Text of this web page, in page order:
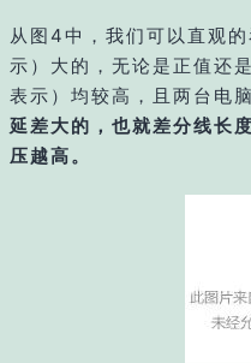
从图4中，我们可以直观
示）大的，无论是正值还
表示）均较高，且两台电
延差大的，也就差分线长
压越高。